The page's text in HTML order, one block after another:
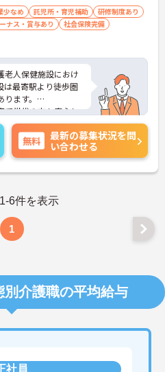
少なめ 託児所・育児補助
研修制度あり
ナス・賞与あり
社会保険完備
老人保健施設におけ
は最寄駅より徒歩圏
ます。
て世代の方も安心し
賞与は3.1ヶ月分の支
と評価される職場で
ポイントなど、さら
お気軽にご相談くだ
無料
最新の募集状況を問
い合わせる
6件を表示
1
介護職の平均給与
社員